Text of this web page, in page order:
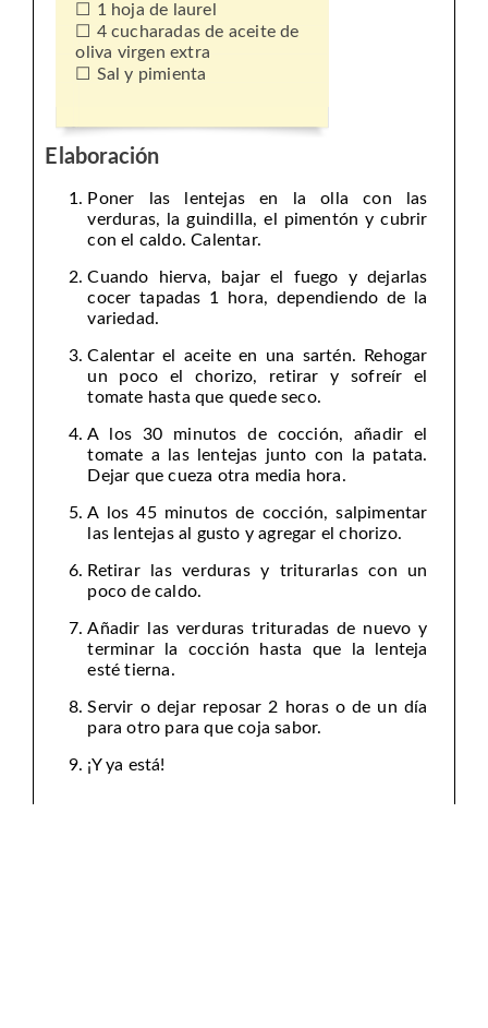
1 hoja de laurel
4 cucharadas de aceite de
oliva virgen extra
Sal y pimienta
Elaboración
Poner las lentejas en la olla con las
verduras, la guindilla, el pimentón y cubrir
con el caldo. Calentar.
Cuando hierva, bajar el fuego y dejarlas
cocer tapadas 1 hora, dependiendo de la
variedad.
Calentar el aceite en una sartén. Rehogar
un poco el chorizo, retirar y sofreír el
tomate hasta que quede seco.
A los 30 minutos de cocción, añadir el
tomate a las lentejas junto con la patata.
Dejar que cueza otra media hora.
A los 45 minutos de cocción, salpimentar
las lentejas al gusto y agregar el chorizo.
Retirar las verduras y triturarlas con un
poco de caldo.
Añadir las verduras trituradas de nuevo y
terminar la cocción hasta que la lenteja
esté tierna.
Servir o dejar reposar 2 horas o de un día
para otro para que coja sabor.
¡Y ya está!